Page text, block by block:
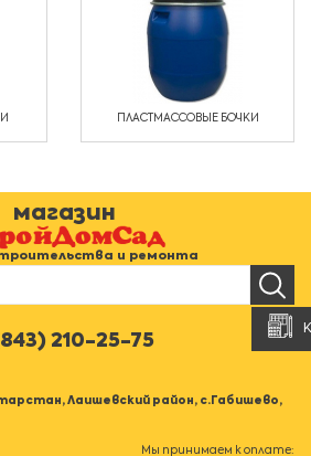
ПЛАСТМАССОВЫЕ БОЧКИ
магазин
и ремонта
210-25-75
Лаишевский район, с.Габишево,
Мы принимаем к оплате: